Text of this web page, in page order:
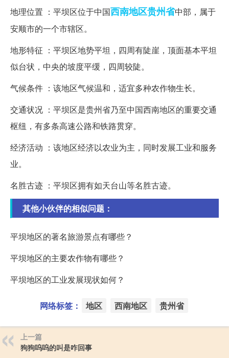
地理位置 ：平坝区位于中国西南地区贵州省中部，属于
安顺市的一个市辖区。
地形特征 ：平坝区地势平坦，四周有陡崖，顶面基本平坦
似台状，中央的坡度平缓，四周较陡。
气候条件 ：该地区气候温和，适宜多种农作物生长。
交通状况 ：平坝区是贵州省乃至中国西南地区的重要交通
枢纽，有多条高速公路和铁路贯穿。
经济活动 ：该地区经济以农业为主，同时发展工业和服务
业。
名胜古迹 ：平坝区拥有如天台山等名胜古迹。
其他小伙伴的相似问题：
平坝地区的著名旅游景点有哪些？
平坝地区的主要农作物有哪些？
平坝地区的工业发展现状如何？
网络标签： 地区 西南地区 贵州省
上一篇
狗狗呜呜的叫是咋回事